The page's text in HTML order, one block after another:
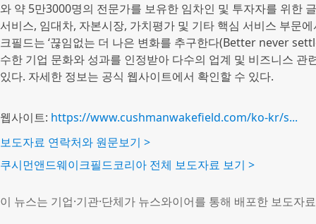
와 약 5만3000명의 전문가를 보유한 임차인 및 투자자를 위한
서비스, 임대차, 자본시장, 가치평가 및 기타 핵심 서비스 부문
크필드는 ‘끊임없는 더 나은 변화를 추구한다(Better never
수한 기업 문화와 성과를 인정받아 다수의 업계 및 비즈니스
있다. 자세한 정보는 공식 웹사이트에서 확인할 수 있다.
웹사이트: https://www.cushmanwakefield.com/ko-kr/s...
보도자료 연락처와 원문보기 >
쿠시먼앤드웨이크필드코리아 전체 보도자료 보기 >
이 뉴스는 기업·기관·단체가 뉴스와이어를 통해 배포한 보도자